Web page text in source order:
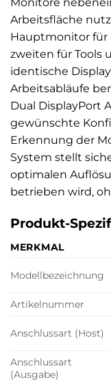
Arbeitsfläche
Hauptmonitor für
zweiten für Tools
identische
Arbeitsabläufe
Dual DisplayPort
gewünschte
Erkennung der
System stellt
optimalen
betrieben wird,
Produkt-
MERKMAL
Modellbezeichnung
Artikelnummer
Anschlussart (Host)
Anschlussart
(Ausgabe)